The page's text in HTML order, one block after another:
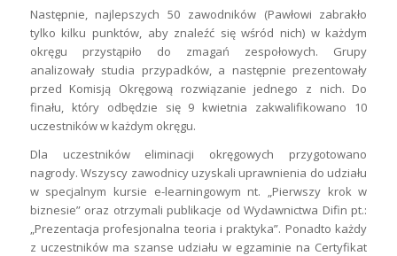
Następnie, najlepszych 50 zawodników (Pawłowi zabrakło
tylko kilku punktów, aby znaleźć się wśród nich) w każdym
okręgu przystąpiło do zmagań zespołowych. Grupy
analizowały studia przypadków, a następnie prezentowały
przed Komisją Okręgową rozwiązanie jednego z nich. Do
finału, który odbędzie się 9 kwietnia zakwalifikowano 10
uczestników w każdym okręgu.
Dla uczestników eliminacji okręgowych przygotowano
nagrody. Wszyscy zawodnicy uzyskali uprawnienia do udziału
w specjalnym kursie e-learningowym nt. „Pierwszy krok w
biznesie” oraz otrzymali publikacje od Wydawnictwa Difin pt.:
„Prezentacja profesjonalna teoria i praktyka”. Ponadto każdy
z uczestników ma szanse udziału w egzaminie na Certyfikat